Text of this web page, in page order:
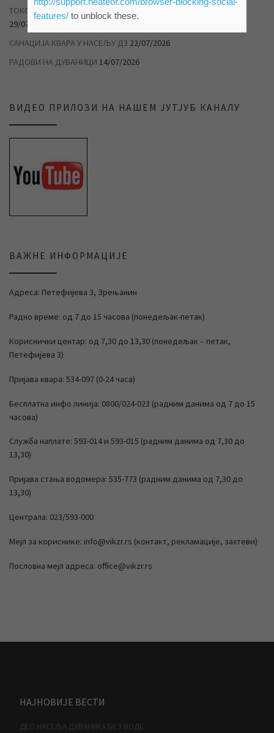
ТОКОМ ТОПЛОТНОГ ТАЛАСА РАЦИОНАЛНО ТРОШИТЕ ВОДУ
29/07/2026
САНАЦИЈА КВАРА У НАСЕЉУ Д3 22/07/2026
РАДОВИ НА ДУВАНИЦИ 14/07/2026
ВИДЕО ПРИЛОЗИ НА НАШЕМ ЈУТЈУБ КАНАЛУ
ВАЖНЕ ИНФОРМАЦИЈЕ
Адреса: Петефијева 3, Зрењанин
Радно време: од 7 до 15 часова (понедељак-петак)
Кориснички центар: од 7,30 до 13,30 (понедељак – петак,
Петефијева 3)
Пријава квара: 534-097 (0-24 часа)
Бесплатна инфо линија: 0800/024-023 (радним данима од 7 до 15
часова)
Служба наплате: 593-014 и 593-015 (радним данима од 7,30 до
13,30)
Пријава стања водомера: 535-773 (радним данима од 7,30 до
13,30)
Централа: 023/593-000
Мејл за кориснике: info@vikzr.rs (контакт, рекламације, захтеви)
Пословна мејл адреса: office@vikzr.rs
НАЈНОВИЈЕ ВЕСТИ
ДЕО НАСЕЉА ДУВАНИКА БЕЗ ВОДЕ
features/to unblock these.